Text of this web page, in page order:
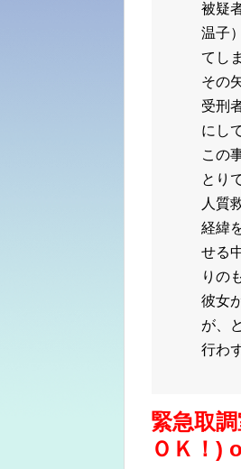
被疑
温子
てし
その
受刑
にし
この
とり
人質
経緯
せる
りの
彼女
が、
行わ
緊急取
ＯＫ！)